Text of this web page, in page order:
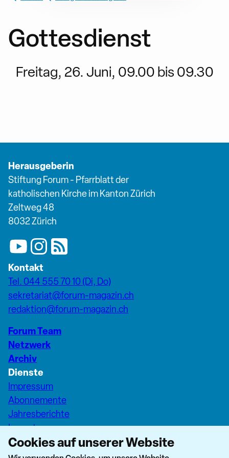
Gottesdienst
Freitag, 26. Juni, 09.00 bis 09.30
Herausgeberin
Stiftung Forum - Pfarrblatt der
katholischen Kirche im Kanton Zürich
Zeltweg 48
8032 Zürich
Kontakt
Tel. 044 555 70 10 (Di, Do)
sekretariat@forum-magazin.ch
redaktion@forum-magazin.ch
Forum Team
Netzwerk
Archiv
Dienste
Impressum
Abonnemente
Jahresberichte
Inserate
Pfarreiseiten Stadt Zürich
Dashboard Forum+
Cookies auf unserer Website